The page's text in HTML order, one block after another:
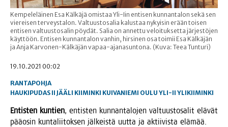
Kempeleläinen Esa Kälkäjä omistaa Yli-Iin entisen kunnantalon sekä sen
viereisen terveystalon. Valtuustosalia kalustaa nykyisin erään toisen
entisen valtuustosalin pöydät. Salia on annettu veloituksetta järjestöjen
käyttöön. Entisen kunnantalon vanhin, hirsinen osa toimii Esa Kälkäjän
ja Anja Karvonen-Kälkäjän vapaa-ajanasuntona. (Kuva: Teea Tunturi)
19.10.2021 00:02
RANTAPOHJA
HAUKIPUDAS II JÄÄLI KIIMINKI KUIVANIEMI OULU YLI-II YLIKIIMINKI
Entis­ten kun­tien, entis­ten kun­nan­ta­lo­jen val­tuus­to­sa­lit elä­vät
pää­osin kun­ta­lii­tok­sen jäl­keis­tä uut­ta ja aktii­vis­ta elä­mää.